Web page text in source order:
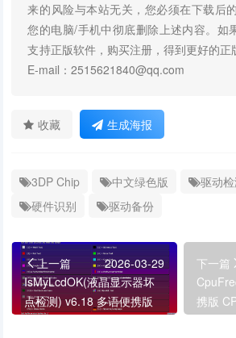
来的风险与本站无关，您必须在下载后
您的电脑/手机中彻底删除上述内容。如
支持正版软件，购买注册，得到更好的
E-mail：2515621840@qq.com
收藏 生成海报
3DP Chip 中文绿色版 驱动
硬件识别
驱动备份
上一篇
2026-03-29
IsMyLcdOK(液晶显示器坏
点检测) v6.18 多语便携版
下一篇
携版